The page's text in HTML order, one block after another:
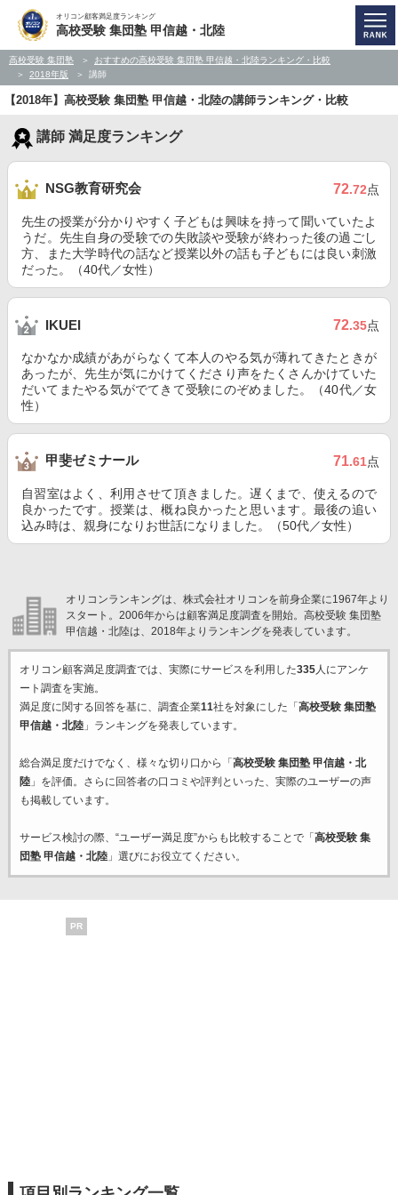
オリコン顧客満足度ランキング
高校受験 集団塾 甲信越・北陸
高校受験 集団塾
おすすめの高校受験 集団塾 甲信越・北陸ランキング・比較
2018年版
講師
【2018年】高校受験 集団塾 甲信越・北陸の講師ランキング・比較
講師 満足度ランキング
NSG教育研究会 72.72点
先生の授業が分かりやすく子どもは興味を持って聞いていたよ
うだ。先生自身の受験での失敗談や受験が終わった後の過ごし
方、また大学時代の話など授業以外の話も子どもには良い刺激
だった。（40代／女性）
IKUEI 72.35点
なかなか成績があがらなくて本人のやる気が薄れてきたときが
あったが、先生が気にかけてくださり声をたくさんかけていた
だいてまたやる気がでてきて受験にのぞめました。（40代／女
性）
甲斐ゼミナール 71.61点
自習室はよく、利用させて頂きました。遅くまで、使えるので
良かったです。授業は、概ね良かったと思います。最後の追い
込み時は、親身になりお世話になりました。（50代／女性）
オリコンランキングは、株式会社オリコンを前身企業に1967年より
スタート。2006年からは顧客満足度調査を開始。高校受験 集団塾
甲信越・北陸は、2018年よりランキングを発表しています。
オリコン顧客満足度調査では、実際にサービスを利用した335人にアンケ
ート調査を実施。
満足度に関する回答を基に、調査企業11社を対象にした「 高校受験 集団塾
甲信越・北陸」ランキングを発表しています。
総合満足度だけでなく、様々な切り口から「 高校受験 集団塾 甲信越・北
陸」を評価。さらに回答者の口コミや評判といった、実際のユーザーの声
も掲載しています。
サービス検討の際、“ユーザー満足度”からも比較することで「 高校受験 集
団塾 甲信越・北陸」選びにお役立てください。
PR